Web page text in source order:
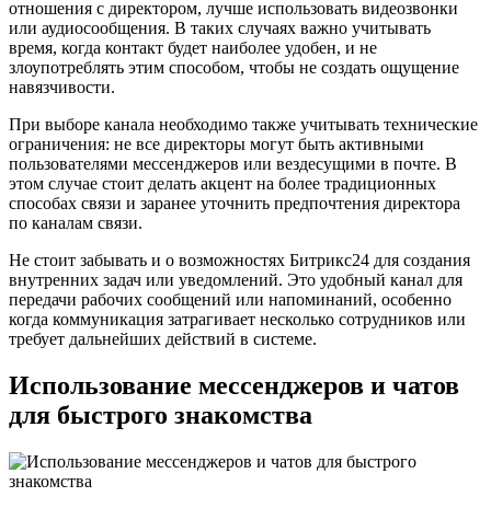
отношения с директором, лучше использовать видеозвонки
или аудиосообщения. В таких случаях важно учитывать
время, когда контакт будет наиболее удобен, и не
злоупотреблять этим способом, чтобы не создать ощущение
навязчивости.
При выборе канала необходимо также учитывать технические
ограничения: не все директоры могут быть активными
пользователями мессенджеров или вездесущими в почте. В
этом случае стоит делать акцент на более традиционных
способах связи и заранее уточнить предпочтения директора
по каналам связи.
Не стоит забывать и о возможностях Битрикс24 для создания
внутренних задач или уведомлений. Это удобный канал для
передачи рабочих сообщений или напоминаний, особенно
когда коммуникация затрагивает несколько сотрудников или
требует дальнейших действий в системе.
Использование мессенджеров и чатов
для быстрого знакомства